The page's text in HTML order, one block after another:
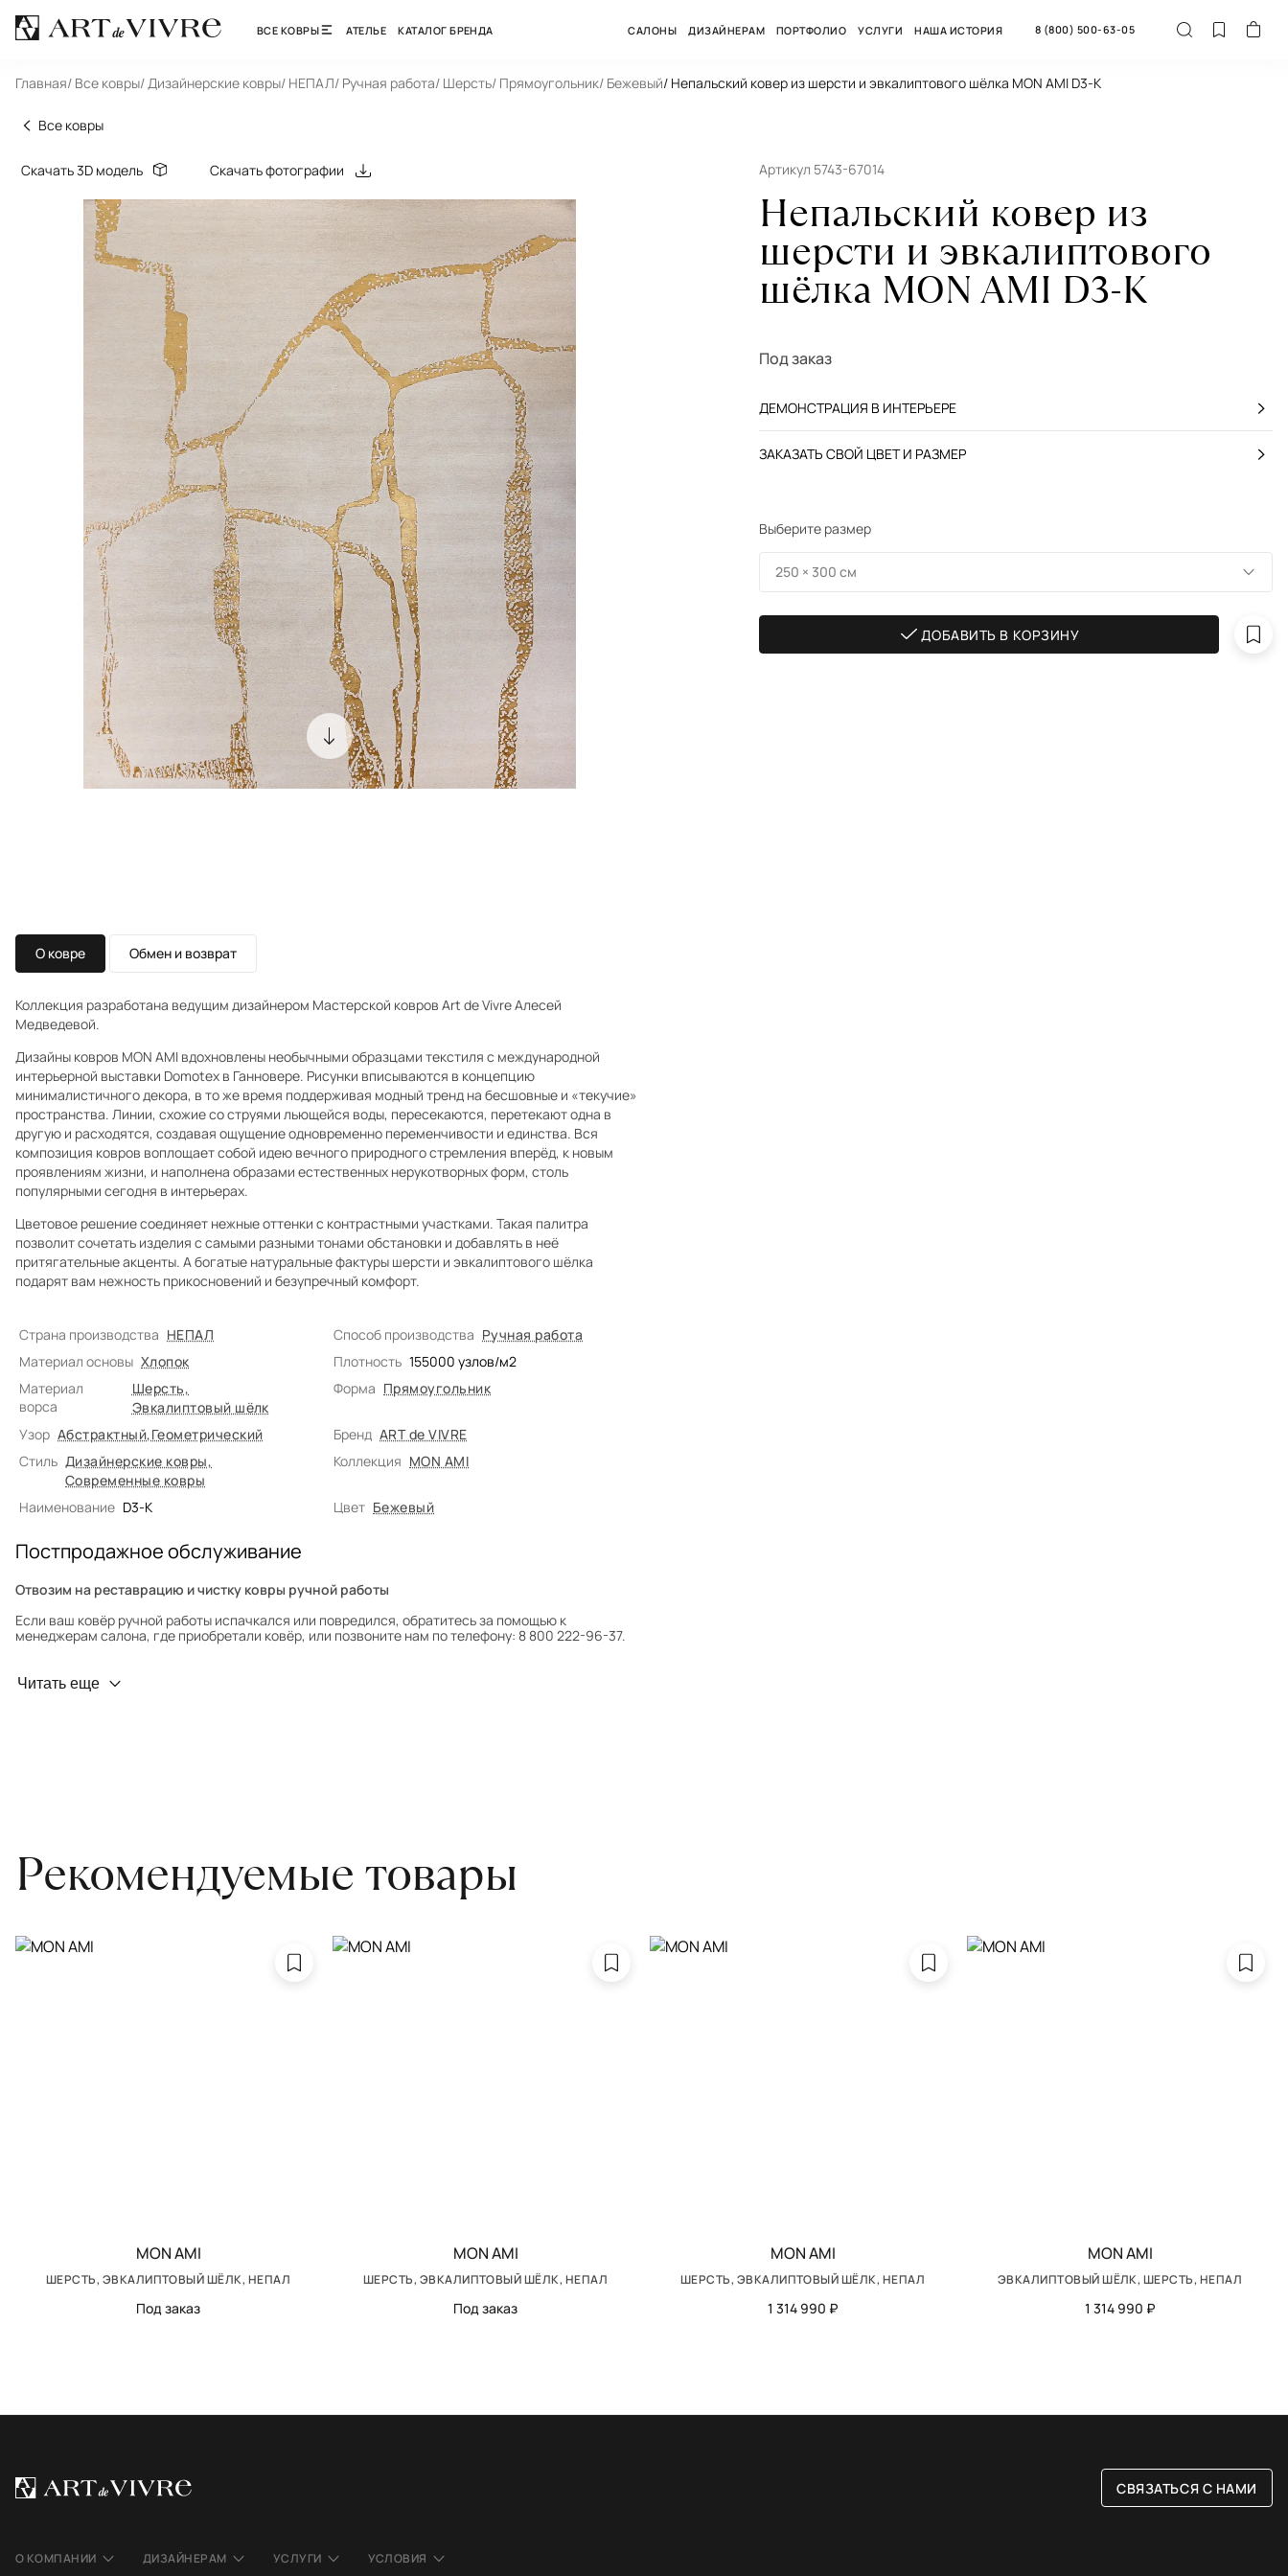
ВСЕ КОВРЫ АТЕЛЬЕ КАТАЛОГ БРЕНДА САЛОНЫ ДИЗАЙНЕРАМ ПОРТФОЛИО УСЛУГИ НАША ИСТОРИЯ 8 (800) 500-63-05
Главная/ Все ковры/ Дизайнерские ковры/ НЕПАЛ/ Ручная работа/ Шерсть/ Прямоугольник/ Бежевый/ Непальский ковер из шерсти и эвкалиптового шёлка MON AMI D3-K
Все ковры
Скачать 3D модель Скачать фотографии
О ковре Обмен и возврат
Коллекция разработана ведущим дизайнером Мастерской ковров Art de Vivre Алесей
Медведевой.
Дизайны ковров MON AMI вдохновлены необычными образцами текстиля с международной
интерьерной выставки Domotex в Ганновере. Рисунки вписываются в концепцию
минималистичного декора, в то же время поддерживая модный тренд на бесшовные и «текучие»
пространства. Линии, схожие со струями льющейся воды, пересекаются, перетекают одна в
другую и расходятся, создавая ощущение одновременно переменчивости и единства. Вся
композиция ковров воплощает собой идею вечного природного стремления вперёд, к новым
проявлениям жизни, и наполнена образами естественных нерукотворных форм, столь
популярными сегодня в интерьерах.
Цветовое решение соединяет нежные оттенки с контрастными участками. Такая палитра
позволит сочетать изделия с самыми разными тонами обстановки и добавлять в неё
притягательные акценты. А богатые натуральные фактуры шерсти и эвкалиптового шёлка
подарят вам нежность прикосновений и безупречный комфорт.
Страна производства НЕПАЛ Способ производства Ручная работа
Материал основы Хлопок Плотность 155000 узлов/м2
Материал
ворса
Шерсть,
Эвкалиптовый шёлк
Форма Прямоугольник
Узор Абстрактный,Геометрический Бренд ART de VIVRE
Стиль Дизайнерские ковры,
Современные ковры
Коллекция MON AMI
Наименование D3-K Цвет Бежевый
Постпродажное обслуживание
Отвозим на реставрацию и чистку ковры ручной работы
Если ваш ковёр ручной работы испачкался или повредился, обратитесь за помощью к
менеджерам салона, где приобретали ковёр, или позвоните нам по телефону: 8 800 222-96-37.
Профилактика износа
Читать еще
Артикул 5743-67014
Непальский ковер из
шерсти и эвкалиптового
шёлка MON AMI D3-K
Под заказ
ДЕМОНСТРАЦИЯ В ИНТЕРЬЕРЕ
ЗАКАЗАТЬ СВОЙ ЦВЕТ И РАЗМЕР
Выберите размер
250 × 300 см
ДОБАВИТЬ В КОРЗИНУ
Рекомендуемые товары
MON AMI
ШЕРСТЬ, ЭВКАЛИПТОВЫЙ ШЁЛК, НЕПАЛ
Под заказ
MON AMI
ШЕРСТЬ, ЭВКАЛИПТОВЫЙ ШЁЛК, НЕПАЛ
Под заказ
MON AMI
ШЕРСТЬ, ЭВКАЛИПТОВЫЙ ШЁЛК, НЕПАЛ
1 314 990 ₽
MON AMI
ЭВКАЛИПТОВЫЙ ШЁЛК, ШЕРСТЬ, НЕПАЛ
1 314 990 ₽
СВЯЗАТЬСЯ С НАМИ
О КОМПАНИИ ДИЗАЙНЕРАМ УСЛУГИ УСЛОВИЯ